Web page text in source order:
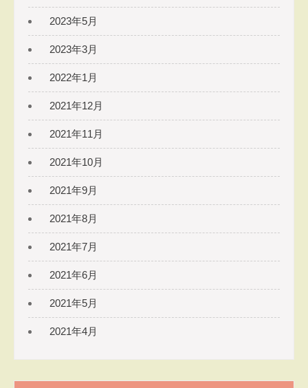
2023年5月
2023年3月
2022年1月
2021年12月
2021年11月
2021年10月
2021年9月
2021年8月
2021年7月
2021年6月
2021年5月
2021年4月